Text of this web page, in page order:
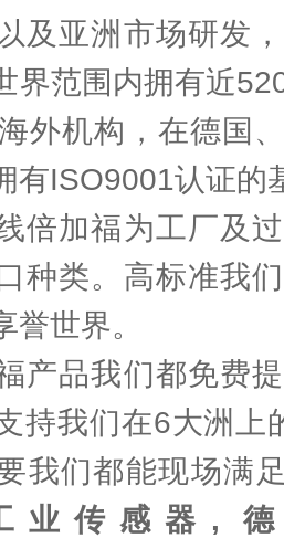
及亚洲市场研发
界范围内拥有近
外机构，在德国
有ISO9001认证的
倍加福为工厂及
种类。高标准我
世界。
产品我们都免费
持我们在6大洲上
我们都能现场满
业传感器,